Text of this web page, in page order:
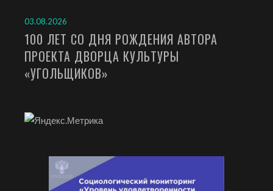
03.08.2026
100 ЛЕТ СО ДНЯ РОЖДЕНИЯ АВТОРА
ПРОЕКТА ДВОРЦА КУЛЬТУРЫ
«УГОЛЬЩИКОВ»